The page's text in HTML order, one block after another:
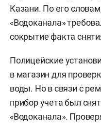
Казани. По его
«Водоканала»
сокрытие факта
Полицейские
в магазин для
воды. Но в связи с
прибор учета был
«Водоканала».